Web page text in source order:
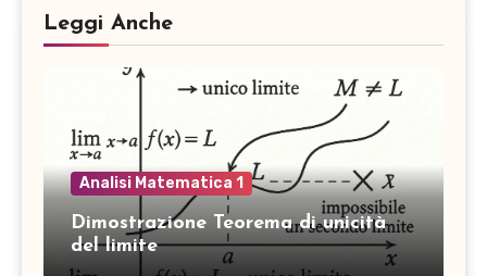
Leggi Anche
Analisi Matematica 1
Dimostrazione Teorema di unicità
del limite